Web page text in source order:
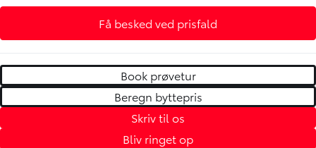
Få besked ved prisfald
Book prøvetur
Beregn byttepris
Skriv til os
Bliv ringet op